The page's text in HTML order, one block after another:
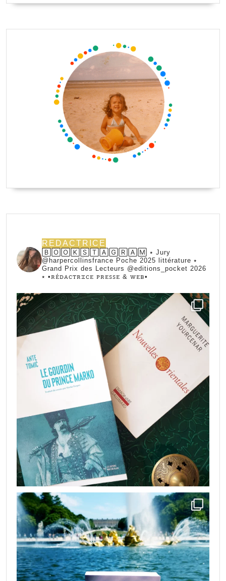
REDACTRICE
🄱🄾🄾🄺🅂🅃🄰🄶🅁🄰🄼 ⭑ Jury
@harpercollinsfrance Poche 2025 littérature ⭑
Grand Prix des Lecteurs @editions_pocket 2026
⭑ •ꭱꭼ́ꭰꭺꮯꭲꭱꮖꮯꭼ ꮲꭱꭼꮪꮪꭼ & ꮃꭼᏼ•